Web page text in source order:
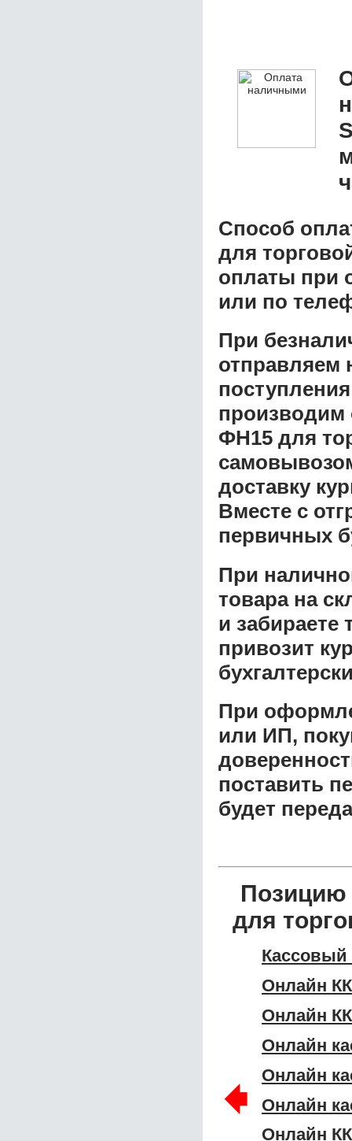
Способ
для
оплаты при
или по
При
отправляем
производим
ФН15 для
доставку
Вместе с
первичных
При
товара на
и забираете
привозит
При
или ИП,
поставить
будет
Позицию
для
Онлайн
Онлайн
Онлайн
Онлайн
Онлайн
Онлайн
🠸